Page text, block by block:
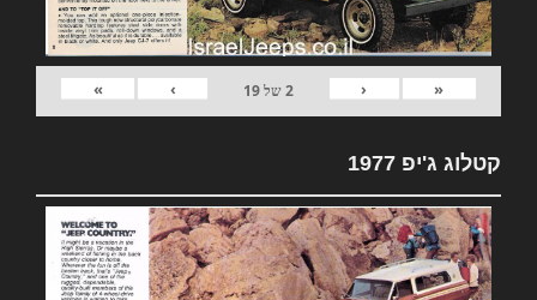
«
‹
2של19
›
»
קטלוג ג'יפ 1977